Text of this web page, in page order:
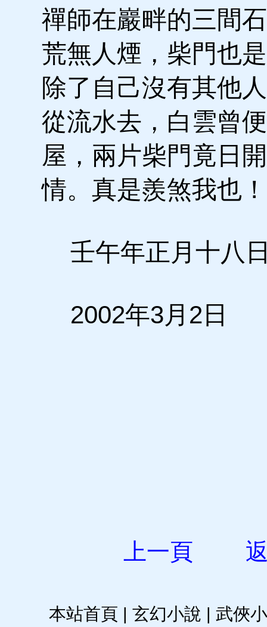
禪師在巖畔的三間
荒無人煙，柴門也
除了自己沒有其他
從流水去，白雲曾
屋，兩片柴門竟日
情。真是羨煞我也！
壬午年正月十八
2002年3月2日
上一頁
本站首頁 | 玄幻小說 | 武俠